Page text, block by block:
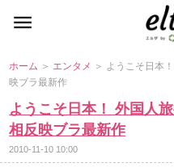
ホーム ＞ エンタメ ＞ ようこそ日本
映ブラ最新作
ようこそ日本！ 外国人
相反映ブラ最新作
2010-11-10 10:00